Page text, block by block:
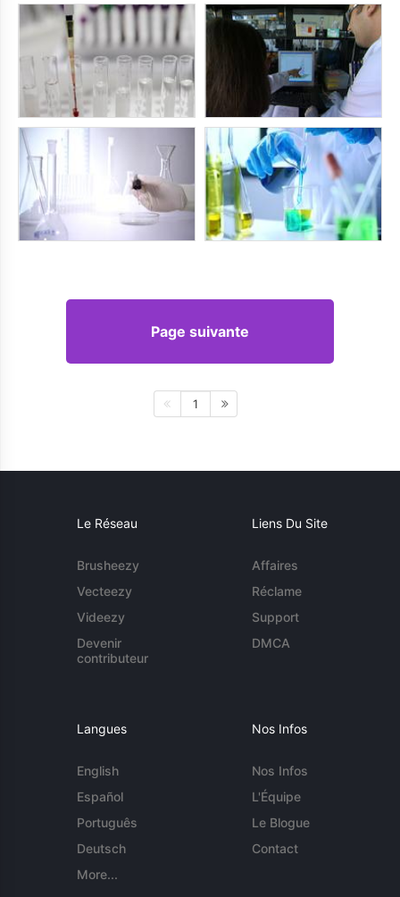
Page suivante
1
Le Réseau
Brusheezy
Vecteezy
Videezy
Devenir
contributeur
Liens Du Site
Affaires
Réclame
Support
DMCA
Langues
English
Español
Português
Deutsch
More...
Nos Infos
Nos Infos
L'Équipe
Le Blogue
Contact